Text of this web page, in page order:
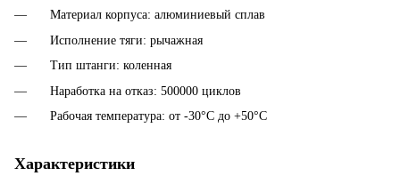
Материал корпуса: алюминиевый сплав
Исполнение тяги: рычажная
Тип штанги: коленная
Наработка на отказ: 500000 циклов
Рабочая температура: от -30°C до +50°C
Характеристики